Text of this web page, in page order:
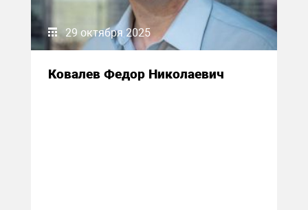
29 октября 2025
Ковалев Федор Николаевич